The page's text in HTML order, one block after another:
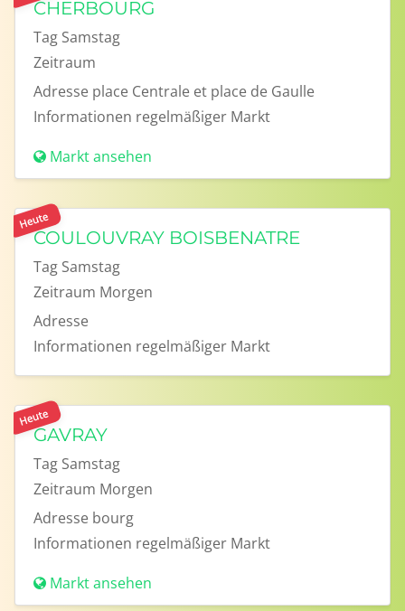
CHERBOURG
Tag Samstag
Zeitraum
Adresse place Centrale et place de Gaulle
Informationen regelmäßiger Markt
Markt ansehen
Heute
COULOUVRAY BOISBENATRE
Tag Samstag
Zeitraum Morgen
Adresse
Informationen regelmäßiger Markt
Heute
GAVRAY
Tag Samstag
Zeitraum Morgen
Adresse bourg
Informationen regelmäßiger Markt
Markt ansehen